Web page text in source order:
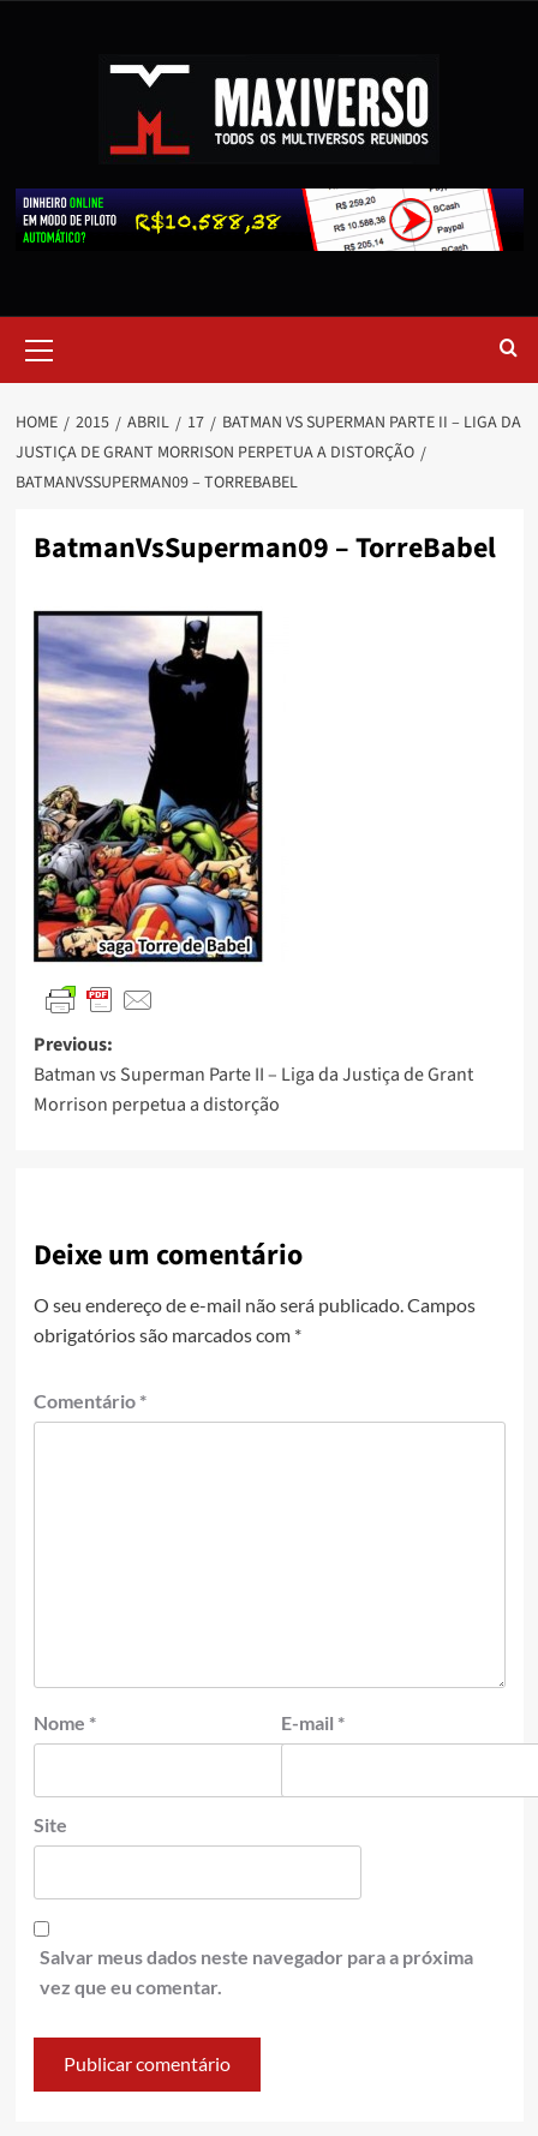
HOME 2015 ABRIL 17
BATMAN VS SUPERMAN PARTE II – LIGA DA
JUSTIÇA DE GRANT MORRISON PERPETUA A DISTORÇÃO
BATMANVSSUPERMAN09 – TORREBABEL
BatmanVsSuperman09 – TorreBabel
Previous:
Batman vs Superman Parte II – Liga da Justiça de Grant
Morrison perpetua a distorção
Deixe um comentário
O seu endereço de e-mail não será publicado. Campos
obrigatórios são marcados com *
Comentário *
Nome * E-mail *
Site
Salvar meus dados neste navegador para a próxima
vez que eu comentar.